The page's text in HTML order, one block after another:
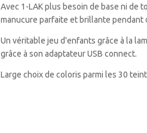
Avec 1-LAK plus besoin de base ni de
manucure parfaite et brillante pendant
Un véritable jeu d'enfants grâce à la
grâce à son adaptateur USB connect.
Large choix de coloris parmi les 30